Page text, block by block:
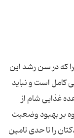
که در سن رشد این
کامل است و نباید
غذایی شام از
بر بهبود وضعیت
را تا حدی تامین